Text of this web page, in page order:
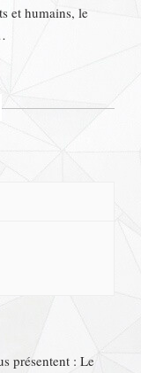
et humains, le
présentent : Le